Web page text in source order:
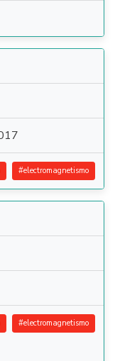
#electromagnetismo
#electromagnetismo